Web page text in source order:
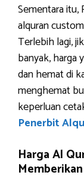
Sementara
alquran
Terlebih lagi,
banyak, harga
dan hemat di
menghemat
keperluan
Penerbit
Harga Al